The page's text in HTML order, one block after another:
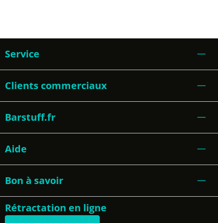
Service
Clients commerciaux
Barstuff.fr
Aide
Bon à savoir
Rétractation en ligne